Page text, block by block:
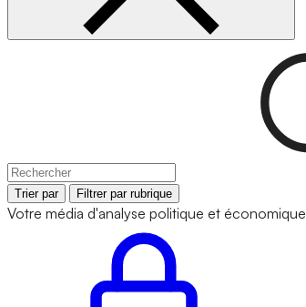
Trier par Filtrer par rubrique
Votre média d'analyse politique et économique